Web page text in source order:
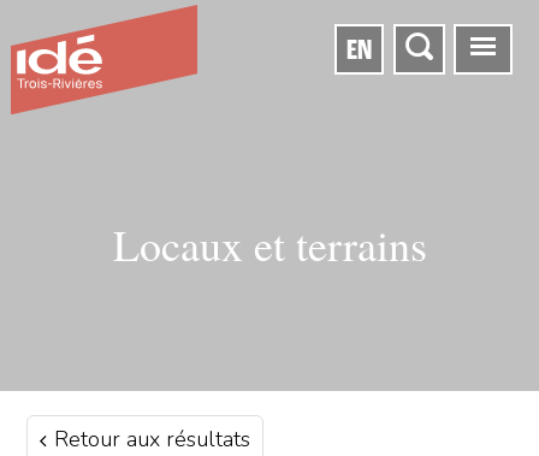
EN
Locaux et terrains
Retour aux résultats